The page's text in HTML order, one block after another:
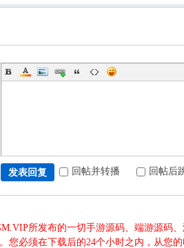
发表回复 回帖并转播 回帖后
所发布的一切手游源码、端游源码
您必须在下载后的24个小时之内，从您